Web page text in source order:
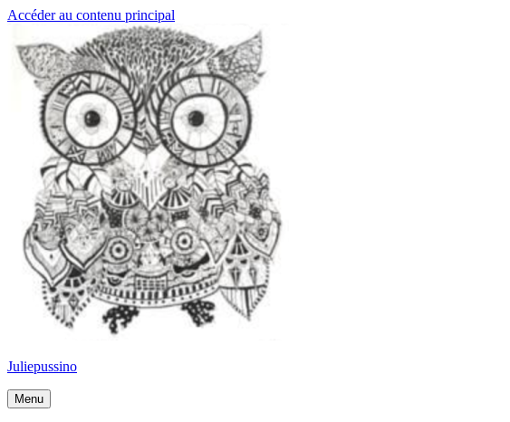
Accéder au contenu principal
Juliepussino
Menu